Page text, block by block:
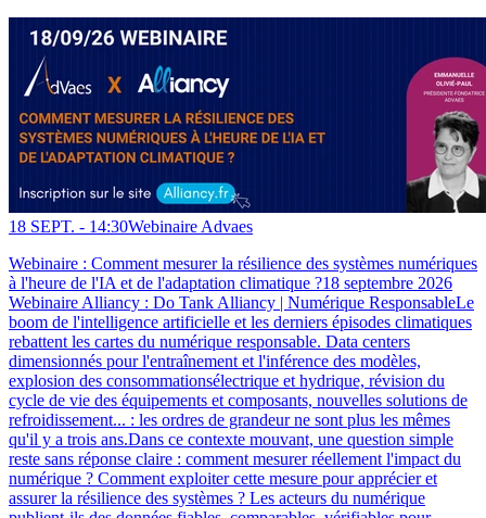
18 SEPT. - 14:30Webinaire Advaes
Webinaire : Comment mesurer la résilience des systèmes numériques
à l'heure de l'IA et de l'adaptation climatique ?18 septembre 2026
Webinaire Alliancy : Do Tank Alliancy | Numérique ResponsableLe
boom de l'intelligence artificielle et les derniers épisodes climatiques
rebattent les cartes du numérique responsable. Data centers
dimensionnés pour l'entraînement et l'inférence des modèles,
explosion des consommationsélectrique et hydrique, révision du
cycle de vie des équipements et composants, nouvelles solutions de
refroidissement... : les ordres de grandeur ne sont plus les mêmes
qu'il y a trois ans.Dans ce contexte mouvant, une question simple
reste sans réponse claire : comment mesurer réellement l'impact du
numérique ? Comment exploiter cette mesure pour apprécier et
assurer la résilience des systèmes ? Les acteurs du numérique